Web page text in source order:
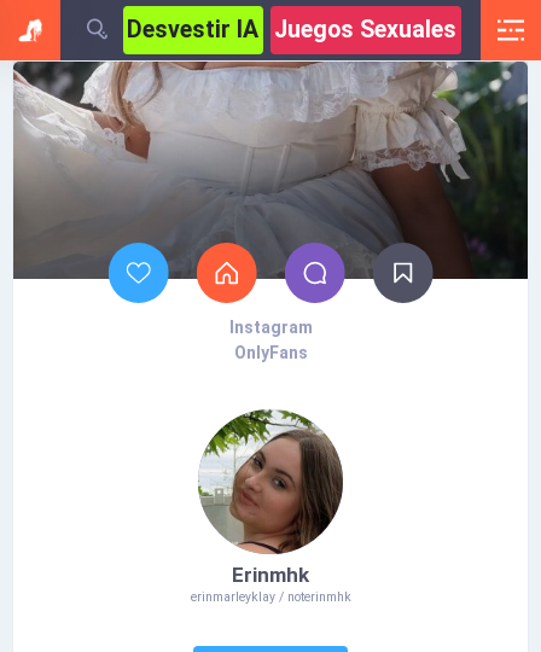
Desvestir IA Juegos Sexuales
Instagram
OnlyFans
Erinmhk
erinmarleyklay / noterinmhk